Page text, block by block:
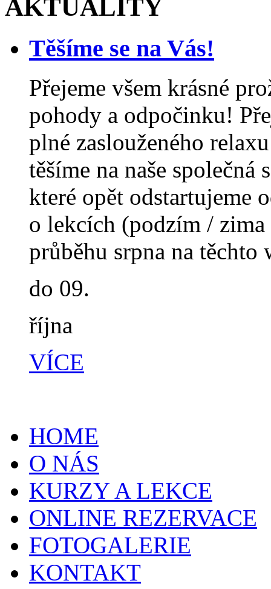
AKTUALITY
Těšíme se na Vás!
Přejeme všem krásné
pohody a odpočinku!
plné zaslouženého
těšíme na naše
které opět odstartujeme
o lekcích (podzím /
průběhu srpna na těchto
do 09.
října
VÍCE
HOME
O NÁS
KURZY A LEKCE
ONLINE REZERVACE
FOTOGALERIE
KONTAKT